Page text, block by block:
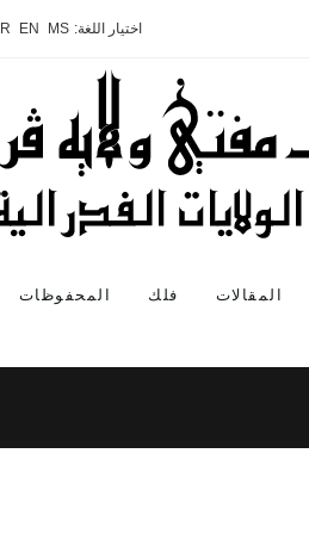
اختيار اللغة: MS
EN
المقالات فلك المحفوظات